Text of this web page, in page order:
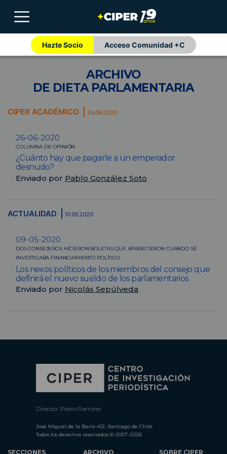
Hazte Socio Acceso Comunidad +C
ARCHIVO
DE DIETA PARLAMENTARIA
CIPER ACADÉMICO 26.06.2020
26-06-2020
COLUMNA DE OPINIÓN
¿Cuánto hay que pagarle a un emperador
desnudo?
Enviado por Pablo González Soto
ACTUALIDAD 10.05.2020
09-05-2020
DOS CONSEJEROS HICIERON BOLETAS QUE APARECIERON CUANDO SE
INVESTIGABA FINANCIAMIENTO POLÍTICO
Los nexos políticos de los miembros del consejo que
definirá el nuevo sueldo de los parlamentarios
Enviado por Nicolás Sepúlveda
Director: Pedro Ramírez
José Miguel de la Barra 412, Santiago de Chile
Todos los derechos reservados © 2007-2026
SECCIONES ARCHIVO SOBRE CIPER